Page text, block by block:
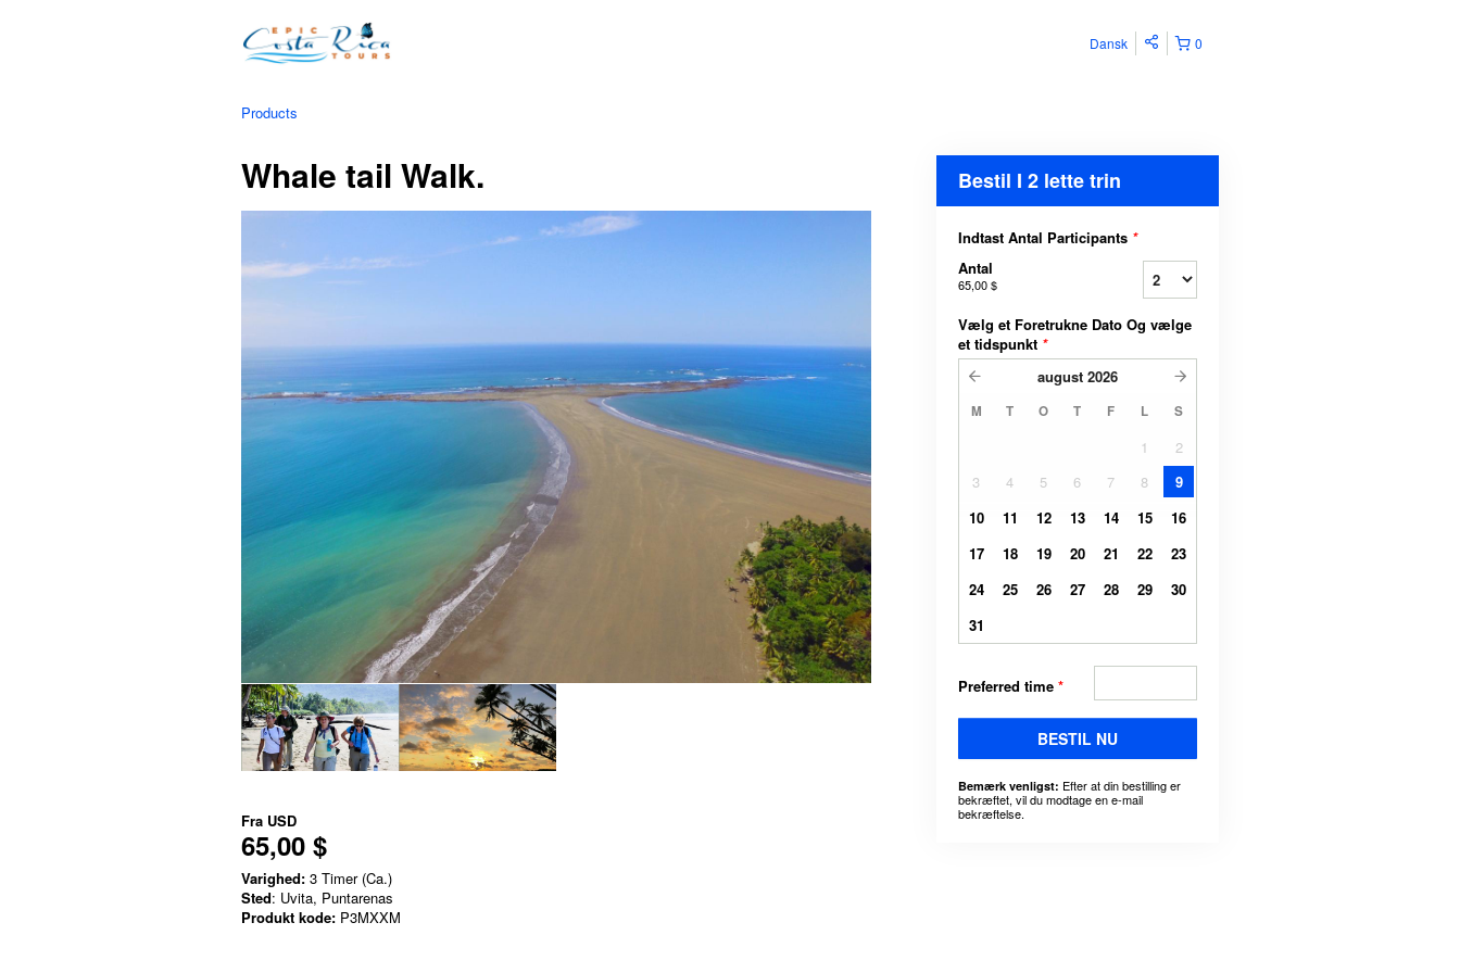
0
Dansk
Products
Whale tail Walk.
Fra USD
65,00 $
Varighed: 3 Timer (Ca.)
Sted: Uvita, Puntarenas
Produkt kode: P3MXXM
Bestil I 2 lette trin
Indtast Antal Participants *
Antal
65,00 $
Vælg et Foretrukne Dato Og vælge
et tidspunkt *
august 2026
M T O T F L S
1
2
3
4 5 6 7 8
9
10
11 12 13 14 15
16
17
18 19 20 21 22
23
24
25 26 27 28 29
30
31
Preferred time *
BESTIL NU
Bemærk venligst: Efter at din bestilling er
bekræftet, vil du modtage en e-mail
bekræftelse.